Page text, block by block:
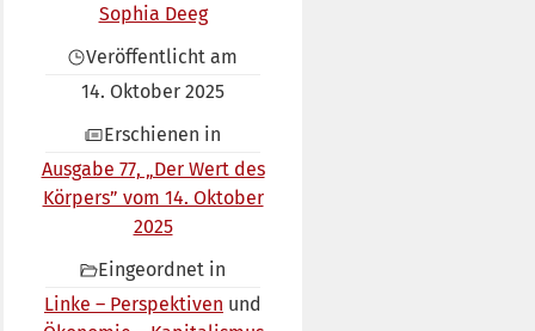
Sophia Deeg
Veröffentlicht am
14. Oktober 2025
Erschienen in
Ausgabe 77, „Der Wert des
Körpers” vom 14. Oktober
2025
Eingeordnet in
Linke – Perspektiven